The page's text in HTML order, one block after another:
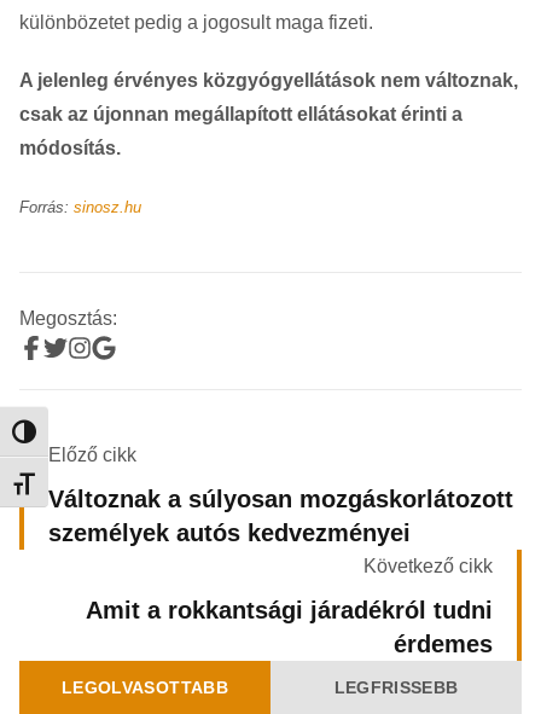
Nagy kontraszt váltása
Betűméret váltása
különbözetet pedig a jogosult maga fizeti.
A jelenleg érvényes közgyógyellátások nem változnak,
csak az újonnan megállapított ellátásokat érinti a
módosítás.
Forrás: sinosz.hu
Megosztás:
Előző cikk
Változnak a súlyosan mozgáskorlátozott
személyek autós kedvezményei
Következő cikk
Amit a rokkantsági járadékról tudni
érdemes
LEGOLVASOTTABB LEGFRISSEBB